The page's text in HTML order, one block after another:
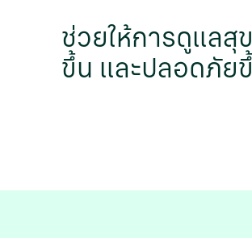
ช่วยให้การดูแล
ขึ้น และปลอดภัย